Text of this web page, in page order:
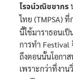
โรจน์วณิชชากร
ไทย (TMPSA) ที่
นี้ใช้มาราธอนเป็
การทำ Festival
ถึงตอนนั้นโอกา
เพราะกว่าที่งาน